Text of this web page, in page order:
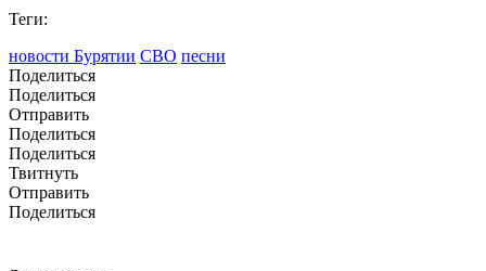
Теги:
новости Бурятии СВО песни
Поделиться
Поделиться
Отправить
Поделиться
Поделиться
Твитнуть
Отправить
Поделиться